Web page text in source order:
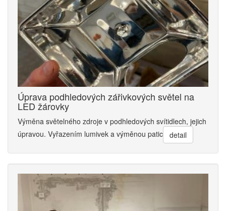
Úprava podhledových zářivkových světel na
LED žárovky
Výměna světelného zdroje v podhledových svítidlech, jejich
úpravou. Vyřazením lumivek a výměnou patic
detail